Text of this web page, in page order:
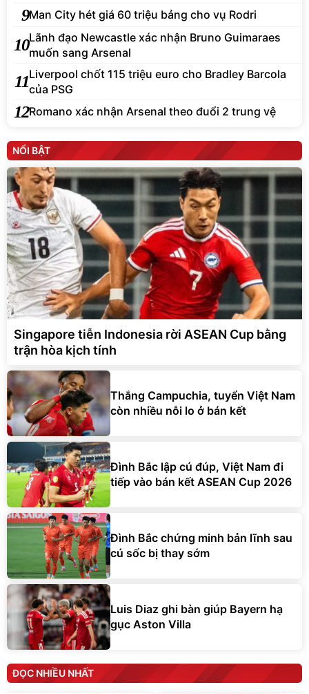
9Man City hét giá 60 triệu bảng cho vụ Rodri
10Lãnh đạo Newcastle xác nhận Bruno Guimaraes
muốn sang Arsenal
11Liverpool chốt 115 triệu euro cho Bradley Barcola
của PSG
12Romano xác nhận Arsenal theo đuổi 2 trung vệ
NỔI BẬT
Singapore tiễn Indonesia rời ASEAN Cup bằng
trận hòa kịch tính
Thắng Campuchia, tuyển Việt Nam
còn nhiều nỗi lo ở bán kết
Đình Bắc lập cú đúp, Việt Nam đi
tiếp vào bán kết ASEAN Cup 2026
Đình Bắc chứng minh bản lĩnh sau
cú sốc bị thay sớm
Luis Diaz ghi bàn giúp Bayern hạ
gục Aston Villa
ĐỌC NHIỀU NHẤT